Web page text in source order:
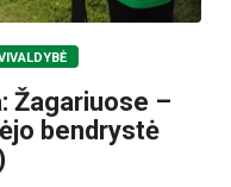
Žagariuose –
bendrystė